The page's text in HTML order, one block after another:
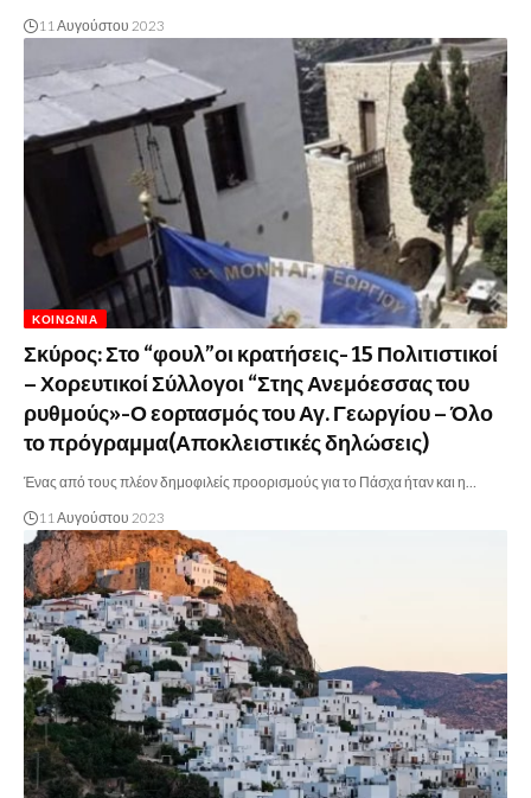
11 Αυγούστου 2023
ΚΟΙΝΩΝΊΑ
Σκύρος: Στο “φουλ”οι κρατήσεις- 15 Πολιτιστικοί
– Χορευτικοί Σύλλογοι “Στης Ανεμόεσσας του
ρυθμούς»-Ο εορτασμός του Αγ. Γεωργίου – Όλο
το πρόγραμμα(Αποκλειστικές δηλώσεις)
Ένας από τους πλέον δημοφιλείς προορισμούς για το Πάσχα ήταν και η…
11 Αυγούστου 2023